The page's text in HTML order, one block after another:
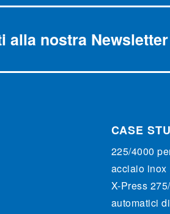
alla nostra Newsletter
CASE
225/4000
acciaio inox
X-Press
automatici